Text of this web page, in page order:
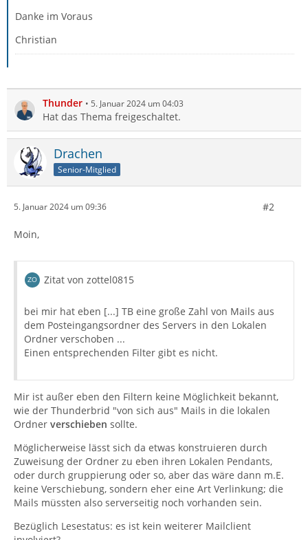
Danke im Voraus
Christian
Thunder 5. Januar 2024 um 04:03
Hat das Thema freigeschaltet.
Drachen
Senior-Mitglied
5. Januar 2024 um 09:36 #2
Moin,
Zitat von zottel0815
bei mir hat eben [...] TB eine große Zahl von Mails aus
dem Posteingangsordner des Servers in den Lokalen
Ordner verschoben ...
Einen entsprechenden Filter gibt es nicht.
Mir ist außer eben den Filtern keine Möglichkeit bekannt,
wie der Thunderbrid "von sich aus" Mails in die lokalen
Ordner verschieben sollte.
Möglicherweise lässt sich da etwas konstruieren durch
Zuweisung der Ordner zu eben ihren Lokalen Pendants,
oder durch gruppierung oder so, aber das wäre dann m.E.
keine Verschiebung, sondern eher eine Art Verlinkung; die
Mails müssten also serverseitig noch vorhanden sein.
Bezüglich Lesestatus: es ist kein weiterer Mailclient